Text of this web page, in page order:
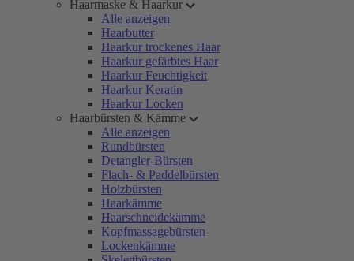
Haarmaske & Haarkur
Alle anzeigen
Haarbutter
Haarkur trockenes Haar
Haarkur gefärbtes Haar
Haarkur Feuchtigkeit
Haarkur Keratin
Haarkur Locken
Haarbürsten & Kämme
Alle anzeigen
Rundbürsten
Detangler-Bürsten
Flach- & Paddelbürsten
Holzbürsten
Haarkämme
Haarschneidekämme
Kopfmassagebürsten
Lockenkämme